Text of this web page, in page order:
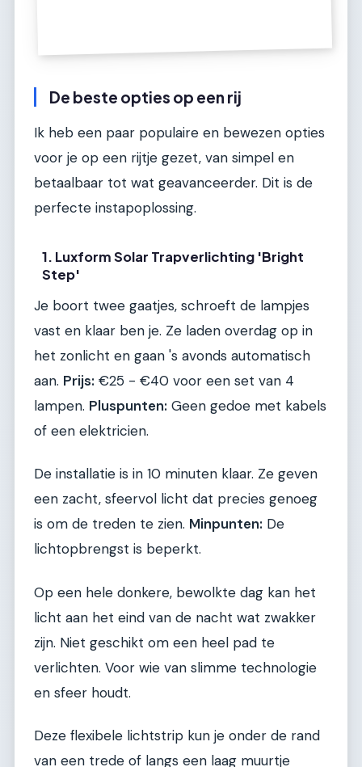
De beste opties op een rij
Ik heb een paar populaire en bewezen opties
voor je op een rijtje gezet, van simpel en
betaalbaar tot wat geavanceerder. Dit is de
perfecte instapoplossing.
1. Luxform Solar Trapverlichting 'Bright
Step'
Je boort twee gaatjes, schroeft de lampjes
vast en klaar ben je. Ze laden overdag op in
het zonlicht en gaan 's avonds automatisch
aan. Prijs: €25 - €40 voor een set van 4
lampen. Pluspunten: Geen gedoe met kabels
of een elektricien.
De installatie is in 10 minuten klaar. Ze geven
een zacht, sfeervol licht dat precies genoeg
is om de treden te zien. Minpunten: De
lichtopbrengst is beperkt.
Op een hele donkere, bewolkte dag kan het
licht aan het eind van de nacht wat zwakker
zijn. Niet geschikt om een heel pad te
verlichten. Voor wie van slimme technologie
en sfeer houdt.
Deze flexibele lichtstrip kun je onder de rand
van een trede of langs een laag muurtje